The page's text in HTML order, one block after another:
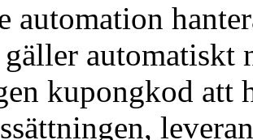
automation
gäller
kupongkod att